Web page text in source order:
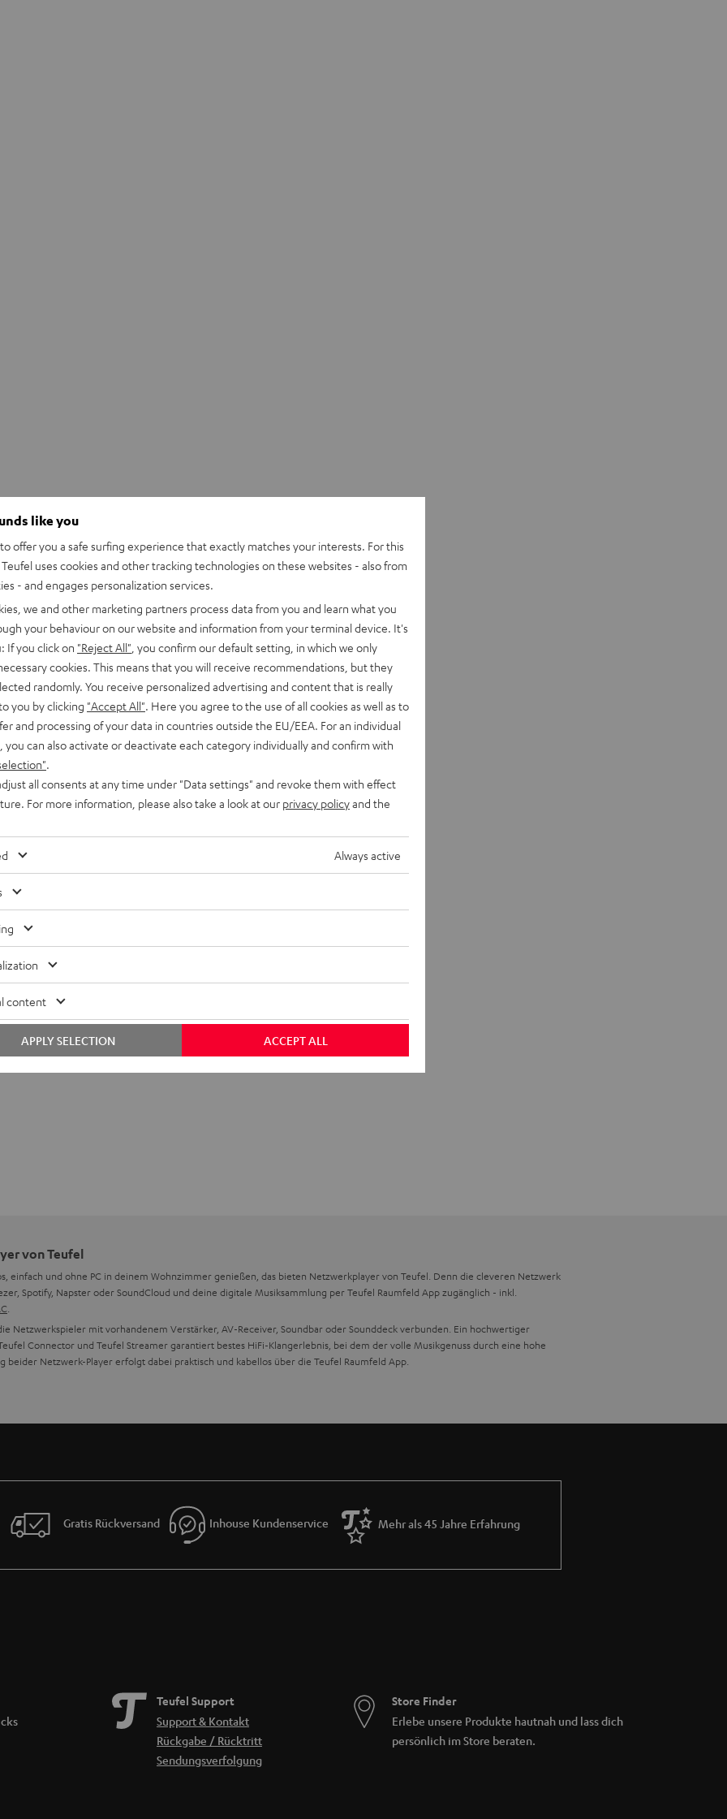
von Teufel
einfach und ohne PC in deinem Wohnzimmer genießen, das bieten Netzwerkplayer von Teufel. Denn die cleveren Netzwerk
Spotify, Napster oder SoundCloud und deine digitale Musiksammlung per Teufel Raumfeld App zugänglich - inkl.
Netzwerkspieler mit vorhandenem Verstärker, AV-Receiver, Soundbar oder Sounddeck verbunden. Ein hochwertiger
Connector und Teufel Streamer garantiert bestes HiFi-Klangerlebnis, bei dem der volle Musikgenuss durch eine hohe
beider Netzwerk-Player erfolgt dabei praktisch und kabellos über die Teufel Raumfeld App.
Connector
Streamer
beim Musikstreaming an. Neue Sensortasten am Gerät bieten jetzt neben der App-Steuerung auch die Möglichkeit für
Sein neuer Dual-Core-Prozessor sorgt zudem für flüssigeres Navigieren und schnelleres Abspielen von Songs.
Gratis Rückversand Inhouse Kundenservice Mehr als 45 Jahre Erfahrung
Teufel Support
Support & Kontakt
Rückgabe / Rücktritt
Sendungsverfolgung
Store Finder
Erlebe unsere Produkte hautnah und lass dich
persönlich im Store beraten.
like you
offer you a safe surfing experience that exactly matches your interests. For this
uses cookies and other tracking technologies on these websites - also from
- and engages personalization services.
we and other marketing partners process data from you and learn what you
your behaviour on our website and information from your terminal device. It's
If you click on "Reject All" , you confirm our default setting, in which we only
cookies. This means that you will receive recommendations, but they
randomly. You receive personalized advertising and content that is really
you by clicking "Accept All". Here you agree to the use of all cookies as well as to
and processing of your data in countries outside the EU/EEA. For an individual
you can also activate or deactivate each category individually and confirm with
.
all consents at any time under "Data settings" and revoke them with effect
For more information, please also take a look at our privacy policyand the
Always active
content
ACCEPT ALL
APPLY SELECTION